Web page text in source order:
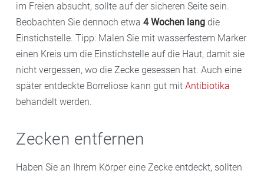
im Freien absucht, sollte auf der sicheren Seite sein.
Beobachten Sie dennoch etwa 4 Wochen lang die
Einstichstelle. Tipp: Malen Sie mit wasserfestem Marker
einen Kreis um die Einstichstelle auf die Haut, damit sie
nicht vergessen, wo die Zecke gesessen hat. Auch eine
später entdeckte Borreliose kann gut mit Antibiotika
behandelt werden.
Zecken entfernen
Haben Sie an Ihrem Körper eine Zecke entdeckt, sollten